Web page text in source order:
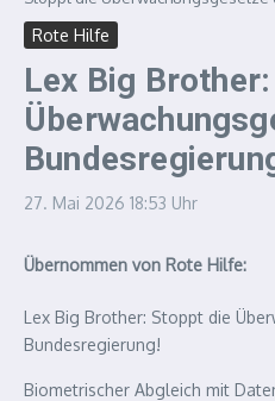
Rote Hilfe
Lex Big
27. Mai 2026 18:53 Uhr
Übernommen von Rote Hilfe:
Lex Big Brother: Stoppt die
Bundesregierung!
Biometrischer Abgleich mit